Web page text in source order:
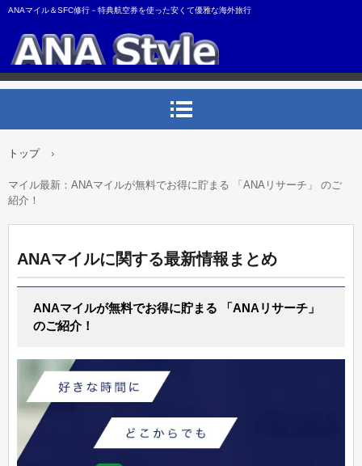
ANAマイル＆SFC修行－特典航空券を使った安くて優雅な海外旅行
トップ ›
マイル最新：ANAマイルが無料でお得に貯まる 「ANAリサーチ」 のご
紹介！
ANAマイルに関する最新情報まとめ
ANAマイルが無料でお得に貯まる 「ANAリサーチ」
のご紹介！